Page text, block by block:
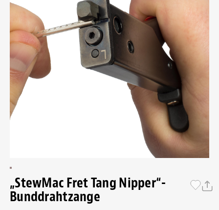
„StewMac Fret Tang Nipper“-
Bunddrahtzange